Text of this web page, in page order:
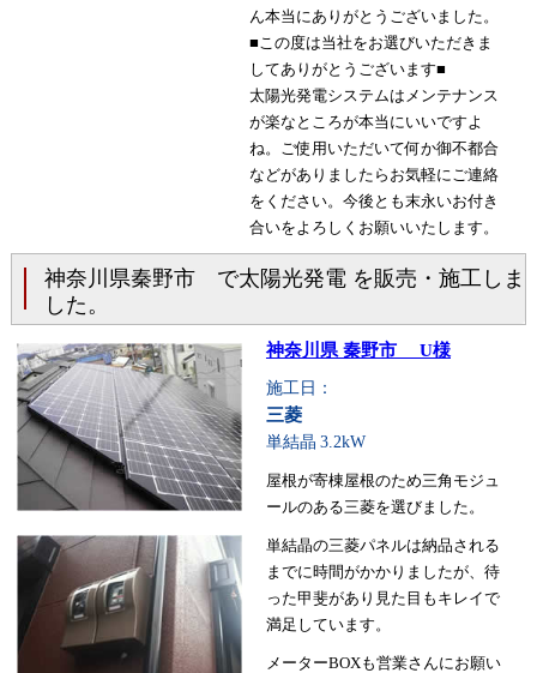
ん本当にありがとうございました。
■この度は当社をお選びいただきま
してありがとうございます■
太陽光発電システムはメンテナンス
が楽なところが本当にいいですよ
ね。ご使用いただいて何か御不都合
などがありましたらお気軽にご連絡
をください。今後とも末永いお付き
合いをよろしくお願いいたします。
神奈川県秦野市 で太陽光発電 を販売・施工しま
した。
神奈川県 秦野市 U様
施工日：
三菱
単結晶 3.2kW
屋根が寄棟屋根のため三角モジュ
ールのある三菱を選びました。
単結晶の三菱パネルは納品される
までに時間がかかりましたが、待
った甲斐があり見た目もキレイで
満足しています。
メーターBOXも営業さんにお願い